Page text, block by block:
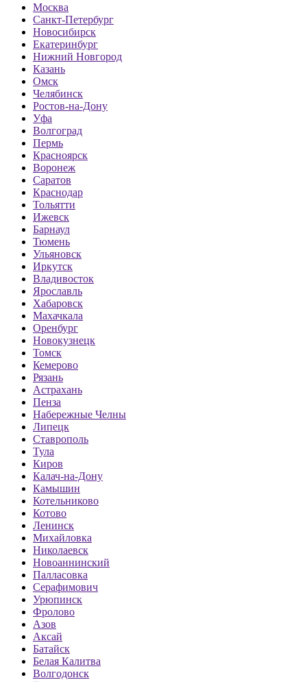
Москва
Санкт-Петербург
Новосибирск
Екатеринбург
Нижний Новгород
Казань
Омск
Челябинск
Ростов-на-Дону
Уфа
Волгоград
Пермь
Красноярск
Воронеж
Саратов
Краснодар
Тольятти
Ижевск
Барнаул
Тюмень
Ульяновск
Иркутск
Владивосток
Ярославль
Хабаровск
Махачкала
Оренбург
Новокузнецк
Томск
Кемерово
Рязань
Астрахань
Пенза
Набережные Челны
Липецк
Ставрополь
Тула
Киров
Калач-на-Дону
Камышин
Котельниково
Котово
Ленинск
Михайловка
Николаевск
Новоаннинский
Палласовка
Серафимович
Урюпинск
Фролово
Азов
Аксай
Батайск
Белая Калитва
Волгодонск